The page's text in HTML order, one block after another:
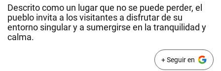
Descrito como un lugar que no se puede perder, el
pueblo invita a los visitantes a disfrutar de su
entorno singular y a sumergirse en la tranquilidad y
calma.
+ Seguir en